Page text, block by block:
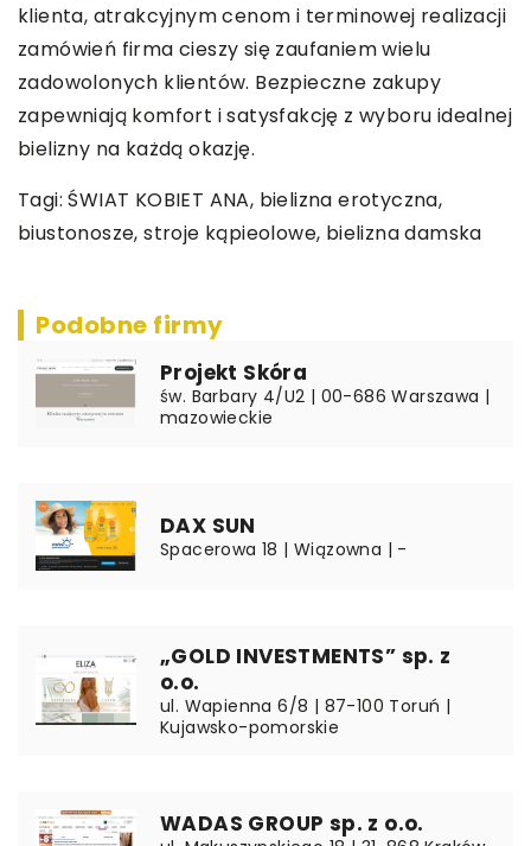
klienta, atrakcyjnym cenom i terminowej realizacji
zamówień firma cieszy się zaufaniem wielu
zadowolonych klientów. Bezpieczne zakupy
zapewniają komfort i satysfakcję z wyboru idealnej
bielizny na każdą okazję.
Tagi:ŚWIAT KOBIET ANA, bielizna erotyczna,
biustonosze, stroje kąpieolowe, bielizna damska
Podobne firmy
Projekt Skóra
św. Barbary 4/U2 | 00-686 Warszawa |
mazowieckie
DAX SUN
Spacerowa 18 | Wiązowna | -
„GOLD INVESTMENTS” sp. z
o.o.
ul. Wapienna 6/8 | 87-100 Toruń |
Kujawsko-pomorskie
WADAS GROUP sp. z o.o.